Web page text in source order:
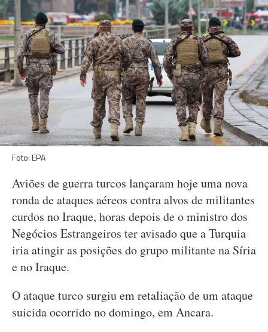
Foto: EPA
Aviões de guerra turcos lançaram hoje uma nova
ronda de ataques aéreos contra alvos de militantes
curdos no Iraque, horas depois de o ministro dos
Negócios Estrangeiros ter avisado que a Turquia
iria atingir as posições do grupo militante na Síria
e no Iraque.
O ataque turco surgiu em retaliação de um ataque
suicida ocorrido no domingo, em Ancara.